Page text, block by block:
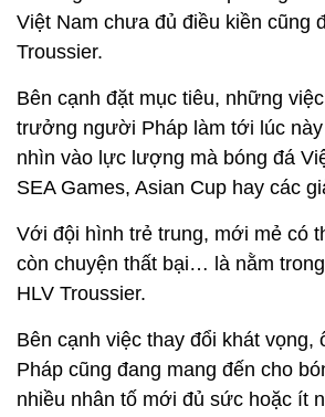
Việt Nam chưa đủ điều kiền cũng
Troussier.
Bên cạnh đặt mục tiêu, những
trưởng người Pháp làm tới lúc
nhìn vào lực lượng mà bóng đá
SEA Games, Asian Cup hay các
Với đội hình trẻ trung, mới mẻ có
còn chuyện thất bại… là nằm
HLV Troussier.
Bên cạnh việc thay đổi khát vọng,
Pháp cũng đang mang đến cho
nhiều nhân tố mới đủ sức hoặc ít